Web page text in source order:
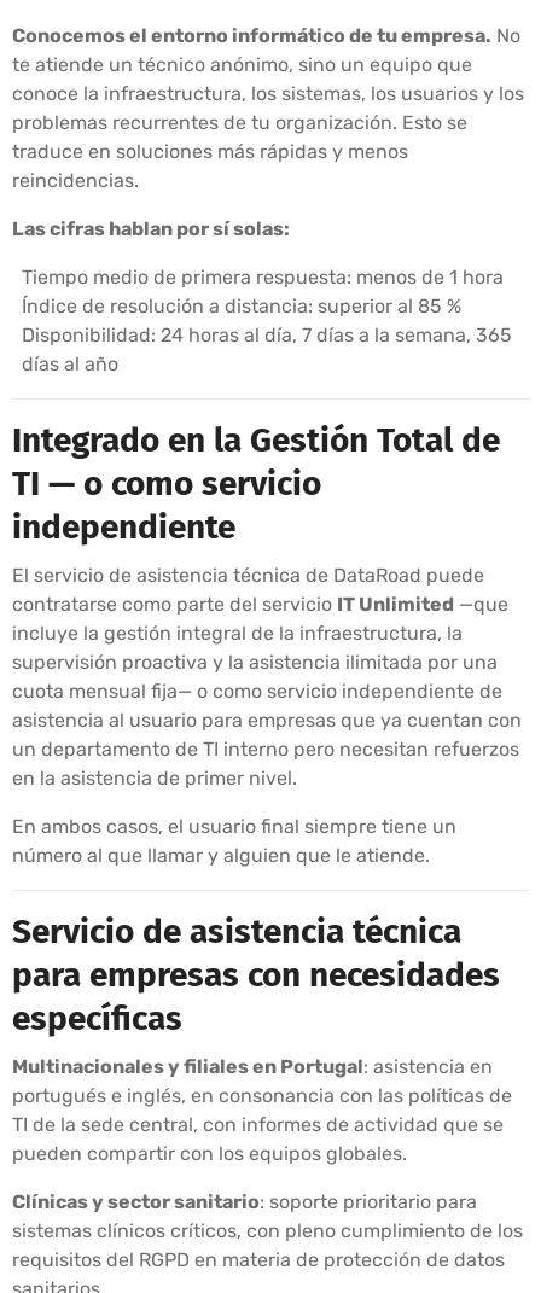
Conocemos el entorno informático de tu empresa. No
te atiende un técnico anónimo, sino un equipo que
conoce la infraestructura, los sistemas, los usuarios y los
problemas recurrentes de tu organización. Esto se
traduce en soluciones más rápidas y menos
reincidencias.
Las cifras hablan por sí solas:
Tiempo medio de primera respuesta: menos de 1 hora
Índice de resolución a distancia: superior al 85 %
Disponibilidad: 24 horas al día, 7 días a la semana, 365
días al año
Integrado en la Gestión Total de
TI — o como servicio
independiente
El servicio de asistencia técnica de DataRoad puede
contratarse como parte del servicio IT Unlimited —que
incluye la gestión integral de la infraestructura, la
supervisión proactiva y la asistencia ilimitada por una
cuota mensual fija— o como servicio independiente de
asistencia al usuario para empresas que ya cuentan con
un departamento de TI interno pero necesitan refuerzos
en la asistencia de primer nivel.
En ambos casos, el usuario final siempre tiene un
número al que llamar y alguien que le atiende.
Servicio de asistencia técnica
para empresas con necesidades
específicas
Multinacionales y filiales en Portugal: asistencia en
portugués e inglés, en consonancia con las políticas de
TI de la sede central, con informes de actividad que se
pueden compartir con los equipos globales.
Clínicas y sector sanitario: soporte prioritario para
sistemas clínicos críticos, con pleno cumplimiento de los
requisitos del RGPD en materia de protección de datos